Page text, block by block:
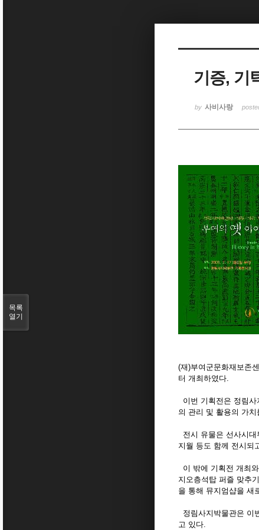
기증, 기
by 사비사랑
(재)부여군문화재보존
터 개최하였다.
이번 기획전은 정림
의 관리 및 활용의 가
전시 유물은 선사시
지월 등도 함께 전시되
이 밖에 기획전 개최
지오층석탑 퍼즐 맞추
을 통해 뮤지엄샵을 새
정림사지박물관은 이
고 있다.
목록
열기
Sketchbook5, 스케치북5
Sketchbook5, 스케치북5